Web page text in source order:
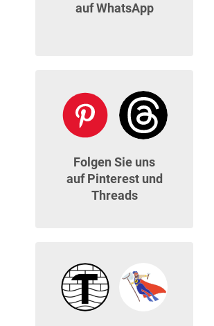
auf WhatsApp
Folgen Sie uns
auf Pinterest und
Threads